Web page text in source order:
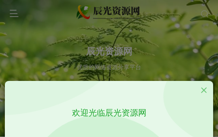
辰光资源网
优质的网络资源分享平台
欢迎光临辰光资源网